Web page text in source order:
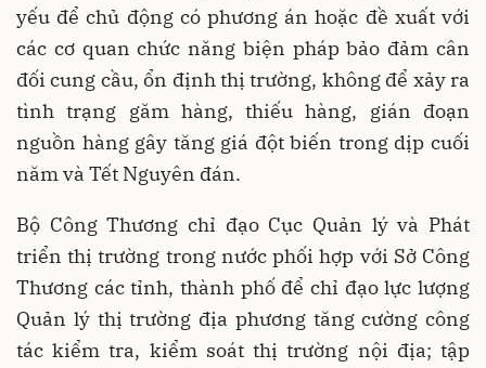
yếu để chủ động có phương án hoặc đề xuất với
các cơ quan chức năng biện pháp bảo đảm cân
đối cung cầu, ổn định thị trường, không để xảy ra
tình trạng găm hàng, thiếu hàng, gián đoạn
nguồn hàng gây tăng giá đột biến trong dịp cuối
năm và Tết Nguyên đán.
Bộ Công Thương chỉ đạo Cục Quản lý và Phát
triển thị trường trong nước phối hợp với Sở Công
Thương các tỉnh, thành phố để chỉ đạo lực lượng
Quản lý thị trường địa phương tăng cường công
tác kiểm tra, kiểm soát thị trường nội địa; tập